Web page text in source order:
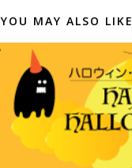
YOU MAY ALSO LIKE